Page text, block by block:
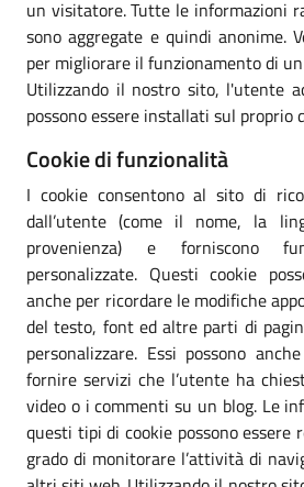
un visitatore. Tutte le informazioni
sono aggregate e quindi anonime.
per migliorare il funzionamento di
Utilizzando il nostro sito, l'utente
possono essere installati sul proprio
Cookie di funzionalità
I cookie consentono al sito di
dall’utente (come il nome, la
provenienza) e forniscono
personalizzate. Questi cookie
anche per ricordare le modifiche
del testo, font ed altre parti di
personalizzare. Essi possono
fornire servizi che l’utente ha
video o i commenti su un blog. Le
questi tipi di cookie possono essere
grado di monitorare l’attività di